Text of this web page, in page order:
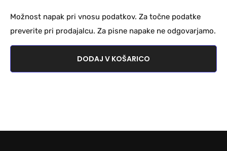
Možnost napak pri vnosu podatkov. Za točne podatke
preverite pri prodajalcu. Za pisne napake ne odgovarjamo.
DODAJ V KOŠARICO